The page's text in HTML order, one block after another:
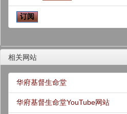
相关网站
华府基督生命堂
华府基督生命堂YouTube网站